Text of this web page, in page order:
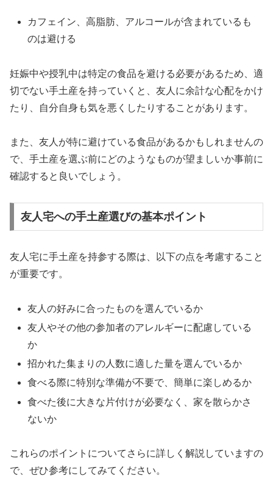
カフェイン、高脂肪、アルコールが含まれているも
のは避ける
妊娠中や授乳中は特定の食品を避ける必要があるため、適
切でない手土産を持っていくと、友人に余計な心配をかけ
たり、自分自身も気を悪くしたりすることがあります。
また、友人が特に避けている食品があるかもしれませんの
で、手土産を選ぶ前にどのようなものが望ましいか事前に
確認すると良いでしょう。
友人宅への手土産選びの基本ポイント
友人宅に手土産を持参する際は、以下の点を考慮すること
が重要です。
友人の好みに合ったものを選んでいるか
友人やその他の参加者のアレルギーに配慮している
か
招かれた集まりの人数に適した量を選んでいるか
食べる際に特別な準備が不要で、簡単に楽しめるか
食べた後に大きな片付けが必要なく、家を散らかさ
ないか
これらのポイントについてさらに詳しく解説していますの
で、ぜひ参考にしてみてください。